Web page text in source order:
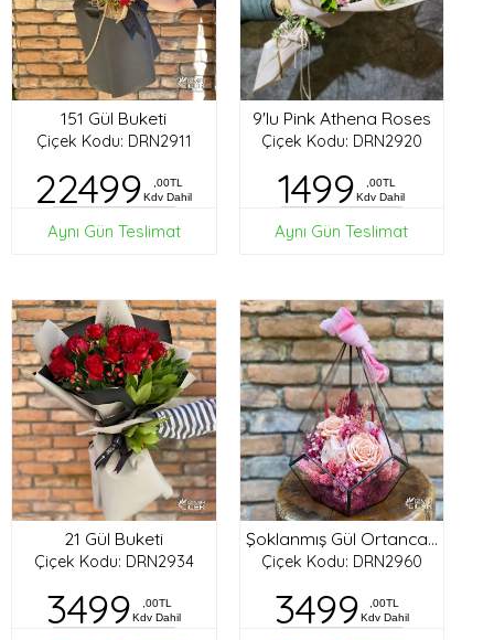
151 Gül Buketi
Çiçek Kodu: DRN2911
22499
,00TL
Kdv Dahil
Aynı Gün Teslimat
9'lu Pink Athena Roses
Çiçek Kodu: DRN2920
1499
,00TL
Kdv Dahil
Aynı Gün Teslimat
21 Gül Buketi
Çiçek Kodu: DRN2934
3499
,00TL
Kdv Dahil
Şoklanmış Gül Ortanca Tasarım
Çiçek Kodu: DRN2960
3499
,00TL
Kdv Dahil